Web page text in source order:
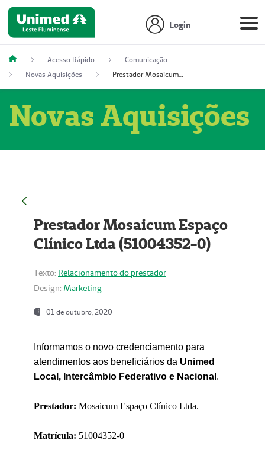
Login
Acesso Rápido
Comunicação
Novas Aquisições
Prestador Mosaicum Espaço Clínico Ltda (51004352-0)
Novas Aquisições
Prestador Mosaicum Espaço
Clínico Ltda (51004352-0)
Texto: Relacionamento do prestador
Design: Marketing
01 de outubro, 2020
Informamos o novo credenciamento para
atendimentos aos beneficiários da Unimed
Local, Intercâmbio Federativo e Nacional .
Prestador: Mosaicum Espaço Clínico Ltda.
Matrícula: 51004352-0